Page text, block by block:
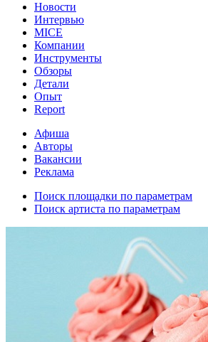
Новости
Интервью
MICE
Компании
Инструменты
Обзоры
Детали
Опыт
Report
Афиша
Авторы
Вакансии
Реклама
Поиск площадки по параметрам
Поиск артиста по параметрам